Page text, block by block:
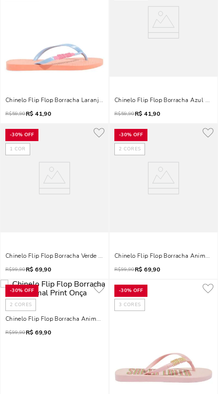
Chinelo Flip Flop Borracha Laranja Bico Redondo Tira Colorida
R$59,90R$ 41,90
Chinelo Flip Flop Borracha Azul
R$59,90R$ 41,90
-30% OFF
1 COR
Chinelo Flip Flop Borracha Verde E Necessaire Transparente
R$99,90R$ 69,90
-30% OFF
2 CORES
Chinelo Flip Flop Borracha Animal
R$99,90R$ 69,90
-30% OFF
2 CORES
Chinelo Flip Flop Borracha Animal Print Onça
R$99,90R$ 69,90
-30% OFF
3 CORES